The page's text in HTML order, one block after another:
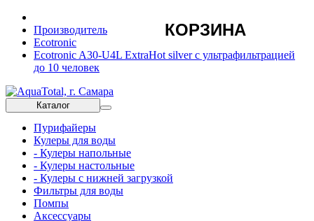
Производитель
Ecotronic
Ecotronic A30-U4L ExtraHot silver с ультрафильтрацией
до 10 человек
Каталог
Пурифайеры
Кулеры для воды
- Кулеры напольные
- Кулеры настольные
- Кулеры с нижней загрузкой
Фильтры для воды
Помпы
Аксессуары
КОРЗИНА